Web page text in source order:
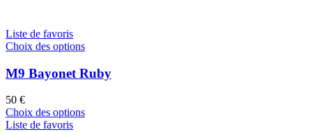
Liste de favoris
Choix des options
M9 Bayonet Ruby
50 €
Choix des options
Liste de favoris